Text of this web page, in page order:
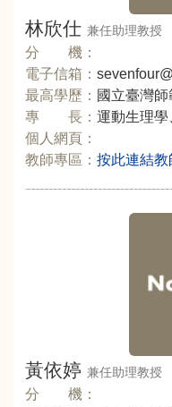
林欣仕 兼任助理教授
分 機：
電子信箱：
最高學歷： 國立臺灣
專 長： 運動生理學
個人網頁：
教師專區： 按此連結教
黃依婷 兼任助理教授
分 機：